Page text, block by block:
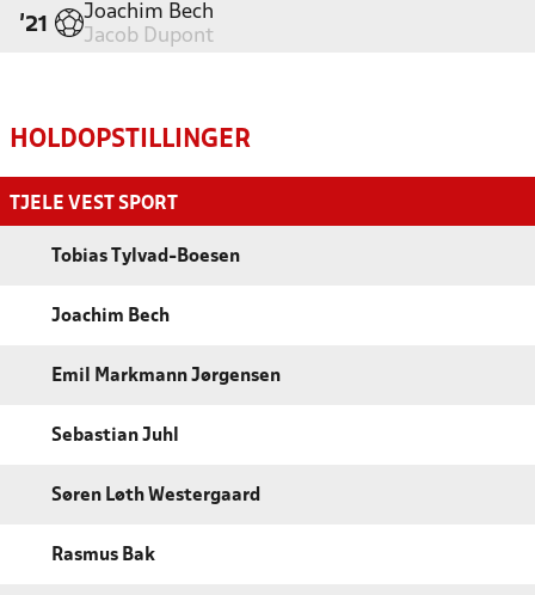
'21
Joachim Bech
Jacob Dupont
HOLDOPSTILLINGER
TJELE VEST SPORT
Tobias Tylvad-Boesen
Joachim Bech
Emil Markmann Jørgensen
Sebastian Juhl
Søren Løth Westergaard
Rasmus Bak